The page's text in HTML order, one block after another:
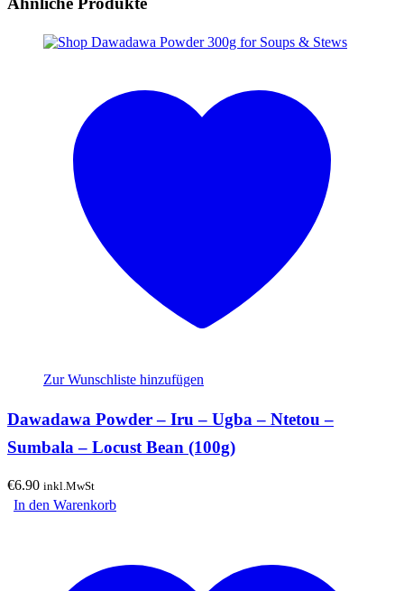
Zur Wunschliste hinzufügen
Dawadawa Powder – Iru – Ugba – Ntetou –
Sumbala – Locust Bean (100g)
€6.90 inkl.MwSt
In den Warenkorb